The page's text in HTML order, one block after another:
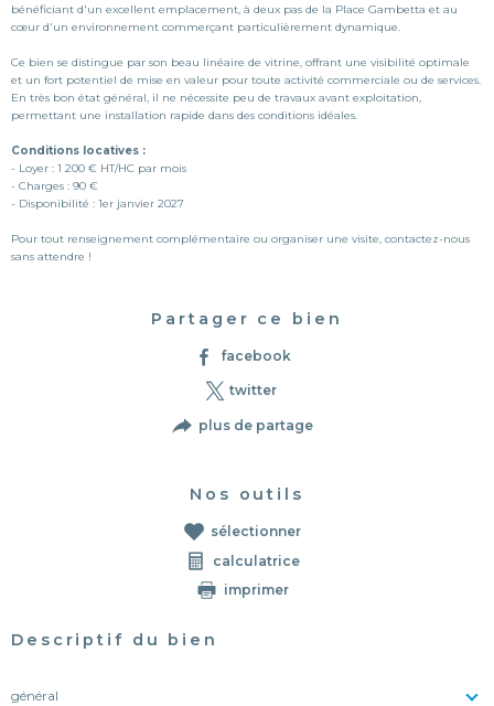
bénéficiant d'un excellent emplacement, à deux pas de la Place Gambetta et au
cœur d'un environnement commerçant particulièrement dynamique.
Ce bien se distingue par son beau linéaire de vitrine, offrant une visibilité optimale
et un fort potentiel de mise en valeur pour toute activité commerciale ou de services.
En très bon état général, il ne nécessite peu de travaux avant exploitation,
permettant une installation rapide dans des conditions idéales.
Conditions locatives :
- Loyer : 1 200 € HT/HC par mois
- Charges : 90 €
- Disponibilité : 1er janvier 2027
Pour tout renseignement complémentaire ou organiser une visite, contactez-nous
sans attendre !
Partager ce bien
facebook
twitter
plus de partage
Nos outils
sélectionner
calculatrice
imprimer
Descriptif du bien
général